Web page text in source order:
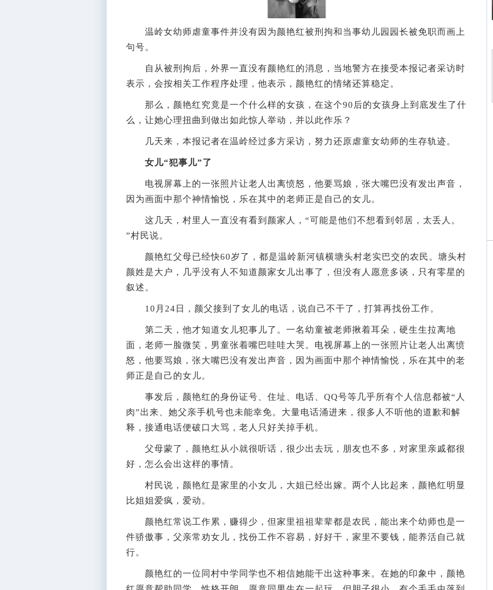
温岭女幼师虐童事件并没有因为颜艳红被刑拘和当事幼儿园园长被免职而画上
句号。
自从被刑拘后，外界一直没有颜艳红的消息，当地警方在接受本报记者采访时
表示，会按相关工作程序处理，他表示，颜艳红的情绪还算稳定。
那么，颜艳红究竟是一个什么样的女孩，在这个90后的女孩身上到底发生了什
么，让她心理扭曲到做出如此惊人举动，并以此作乐？
几天来，本报记者在温岭经过多方采访，努力还原虐童女幼师的生存轨迹。
女儿“犯事儿”了
电视屏幕上的一张照片让老人出离愤怒，他要骂娘，张大嘴巴没有发出声音，
因为画面中那个神情愉悦，乐在其中的老师正是自己的女儿。
这几天，村里人一直没有看到颜家人，“可能是他们不想看到邻居，太丢人。
”村民说。
颜艳红父母已经快60岁了，都是温岭新河镇横塘头村老实巴交的农民。塘头村
颜姓是大户，几乎没有人不知道颜家女儿出事了，但没有人愿意多谈，只有零星的
叙述。
10月24日，颜父接到了女儿的电话，说自己不干了，打算再找份工作。
第二天，他才知道女儿犯事儿了。一名幼童被老师揪着耳朵，硬生生拉离地
面，老师一脸微笑，男童张着嘴巴哇哇大哭。电视屏幕上的一张照片让老人出离愤
怒，他要骂娘，张大嘴巴没有发出声音，因为画面中那个神情愉悦，乐在其中的老
师正是自己的女儿。
事发后，颜艳红的身份证号、住址、电话、QQ号等几乎所有个人信息都被“人
肉”出来、她父亲手机号也未能幸免。大量电话涌进来，很多人不听他的道歉和解
释，接通电话便破口大骂，老人只好关掉手机。
父母蒙了，颜艳红从小就很听话，很少出去玩，朋友也不多，对家里亲戚都很
好，怎么会出这样的事情。
村民说，颜艳红是家里的小女儿，大姐已经出嫁。两个人比起来，颜艳红明显
比姐姐爱疯，爱动。
颜艳红常说工作累，赚得少，但家里祖祖辈辈都是农民，能出来个幼师也是一
件骄傲事，父亲常劝女儿，找份工作不容易，好好干，家里不要钱，能养活自己就
行。
颜艳红的一位同村中学同学也不相信她能干出这种事来。在她的印象中，颜艳